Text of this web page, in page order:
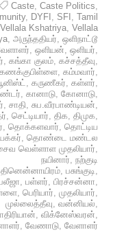
Caste, Caste Politics,
, DYFI , SFI , Tamil
Vellala Kshatriya, Vellala
, அருந்ததியர், ஒளிநாட்டூ
, ஒளியன், ஒளியர்,
, கங்கா குலம், கச்சத்தீவு,
கணக்குபிள்ளை, கம்மவார்,
, கருணீகர், கள்ளர்,
, கானாடு, கோனாடு,
, சாதி, சுப.வீரபாண்டியன்,
, செட்டியார், திக, திமுக,
, தொக்களவார், தொட்டிய
, தொண்டை மண்டல
வெள்ளாள முதலியார்,
நயினார், நற்குடி
, பசுங்குடி,
, பள்ளர், பிரச்சன்னா,
, பெரியார், முதலியார்,
முல்லைத்தீவு, வன்னியல்,
, விக்னேஸ்வரன்,
, வேணாடு, வேளாளர்